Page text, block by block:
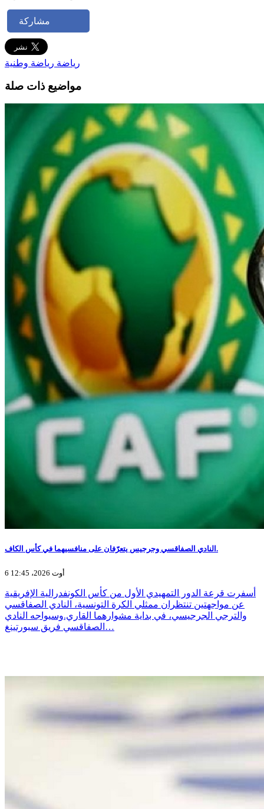
مشاركة
رياضة رياضة وطنية
مواضيع ذات صلة
النادي الصفاقسي وجرجيس يتعرّفان على منافسيهما في كأس الكاف.
6 أوت 2026، 12:45
أسفرت قرعة الدور التمهيدي الأول من كأس الكونفدرالية الإفريقية
عن مواجهتين تنتظران ممثلي الكرة التونسية، النادي الصفاقسي
والترجي الجرجيسي، في بداية مشوارهما القاري.وسيواجه النادي
الصفاقسي فريق سبورتينغ…